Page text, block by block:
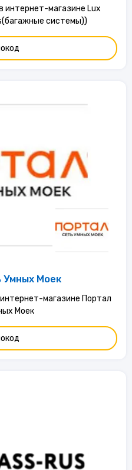
системы))
Умных Моек
магазине Портал
Моек